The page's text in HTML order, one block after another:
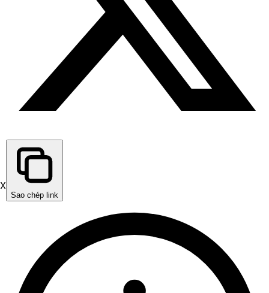
X
Sao chép link